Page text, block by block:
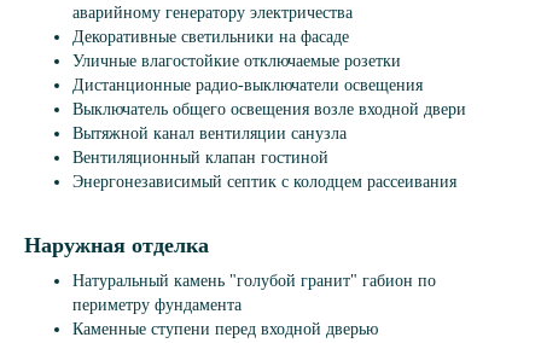
аварийному генератору электричества
Декоративные светильники на фасаде
Уличные влагостойкие отключаемые розетки
Дистанционные радио-выключатели освещения
Выключатель общего освещения возле входной двери
Вытяжной канал вентиляции санузла
Вентиляционный клапан гостиной
Энергонезависимый септик с колодцем рассеивания
Наружная отделка
Натуральный камень "голубой гранит" габион по
периметру фундамента
Каменные ступени перед входной дверью